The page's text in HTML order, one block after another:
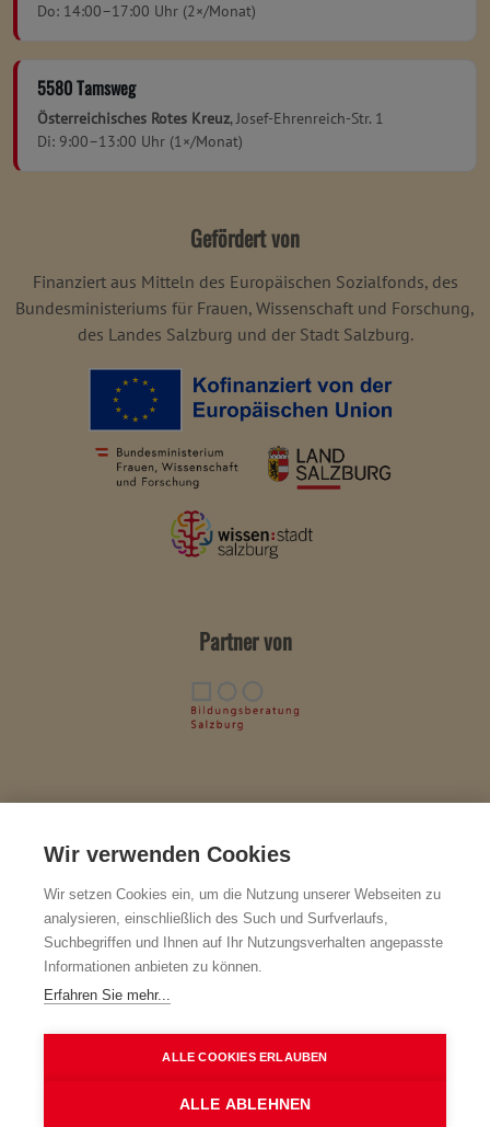
Do: 14:00–17:00 Uhr (2×/Monat)
5580 Tamsweg
Österreichisches Rotes Kreuz, Josef-Ehrenreich-Str. 1
Di: 9:00–13:00 Uhr (1×/Monat)
Gefördert von
Finanziert aus Mitteln des Europäischen Sozialfonds, des
Bundesministeriums für Frauen, Wissenschaft und Forschung,
des Landes Salzburg und der Stadt Salzburg.
Partner von
Impressum & Herausgeber
BiBer-F – Verein zur Förderung der Bildungs- und Berufsberatung in
den Bereichen der Erwachsenenbildung und der Weiterbildung
ZVR-Nr.: 502442781 · Geschäftsführung: Mag. Christine Bauer-
Grechenig
Strubergasse 18, 5020 Salzburg
Kontakt
+43 662 872677 · +43 699 10203012
www.biber-salzburg.at
Wir verwenden Cookies
Wir setzen Cookies ein, um die Nutzung unserer Webseiten zu
analysieren, einschließlich des Such und Surfverlaufs,
Suchbegriffen und Ihnen auf Ihr Nutzungsverhalten angepasste
Informationen anbieten zu können.
Erfahren Sie mehr...
ALLE COOKIES ERLAUBEN
ALLE ABLEHNEN